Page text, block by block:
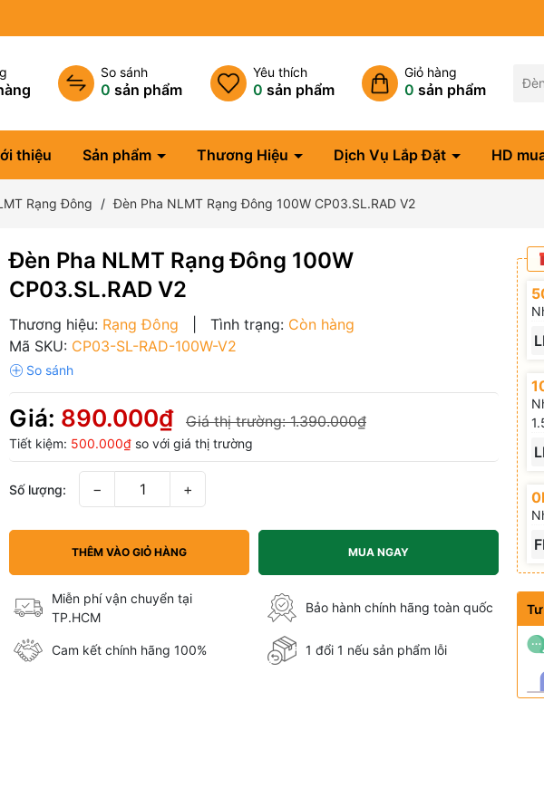
So sánh
0 sản phẩm
Yêu thích
0 sản phẩm
Giỏ hàng
0 sản phẩm
thiệu Sản phẩm Thương Hiệu Dịch Vụ Lắp Đặt HD
Rạng Đông Đèn Pha NLMT Rạng Đông 100W CP03.SL.RAD V2
Đèn Pha NLMT Rạng Đông 100W
CP03.SL.RAD V2
Thương hiệu: Rạng Đông Tình trạng: Còn hàng
Mã SKU: CP03-SL-RAD-100W-V2
Giá: 890.000₫ Giá thị trường:1.390.000₫
Tiết kiệm: 500.000₫ so với giá thị trường
Số lượng: − +
THÊM VÀO GIỎ HÀNG MUA NGAY
Miễn phí vận chuyển tại
TP.HCM
Bảo hành chính hãng toàn quốc
Cam kết chính hãng 100% 1 đổi 1 nếu sản phẩm lỗi